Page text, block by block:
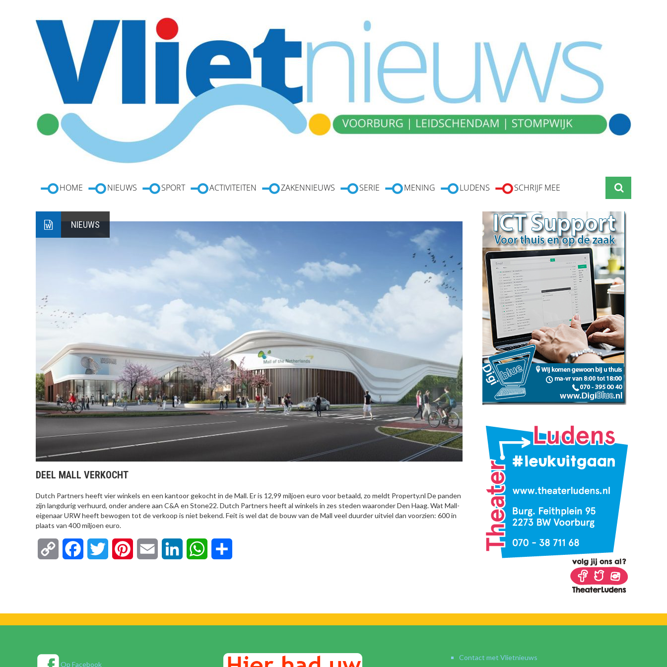
HOME NIEUWS SPORT ACTIVITEITEN ZAKENNIEUWS SERIE MENING LUDENS SCHRIJF MEE
NIEUWS
DEEL MALL VERKOCHT
Dutch Partners heeft vier winkels en een kantoor gekocht in de Mall. Er is 12,99 miljoen euro voor betaald, zo meldt Property.nl De panden
zijn langdurig verhuurd, onder andere aan C&A en Stone22. Dutch Partners heeft al winkels in zes steden waaronder Den Haag. Wat Mall-
eigenaar URW heeft bewogen tot de verkoop is niet bekend. Feit is wel dat de bouw van de Mall veel duurder uitviel dan voorzien: 600 in
plaats van 400 miljoen euro.
Copy FacebookTwitter Pinterest Email LinkedIn WhatsApp
Op Facebook
Contact met Vlietnieuws